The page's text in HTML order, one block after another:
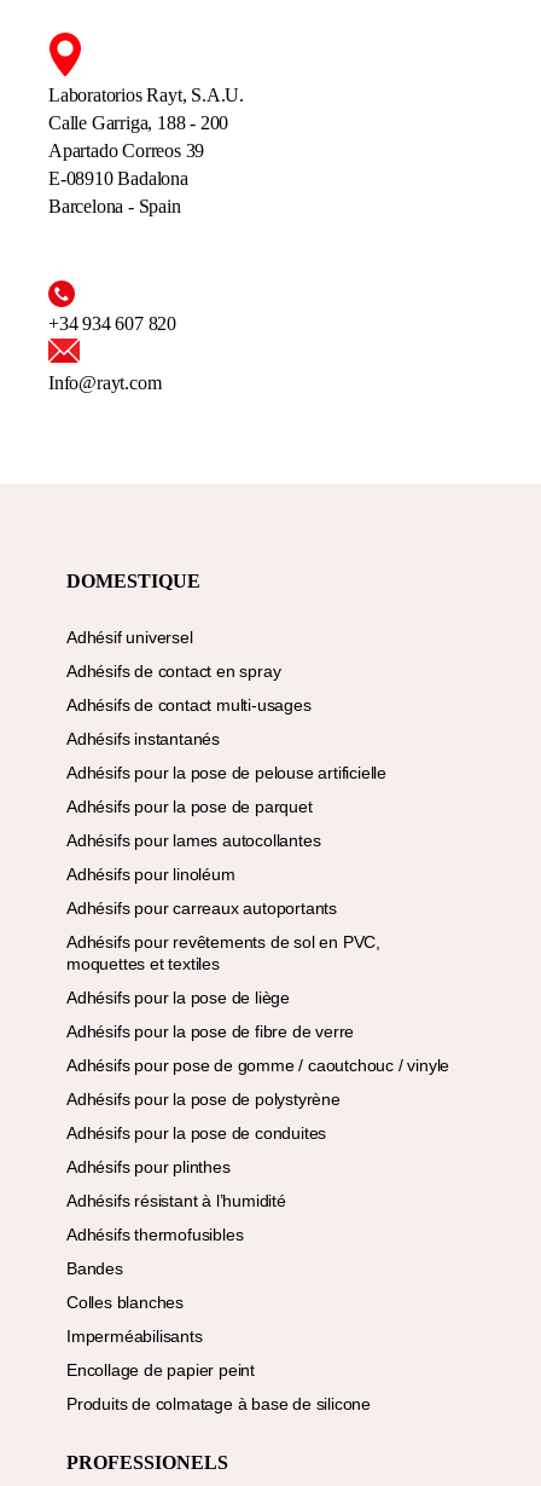
Laboratorios Rayt, S.A.U.
Calle Garriga, 188 - 200
Apartado Correos 39
E-08910 Badalona
Barcelona - Spain
+34 934 607 820
Info@rayt.com
DOMESTIQUE
Adhésif universel
Adhésifs de contact en spray
Adhésifs de contact multi-usages
Adhésifs instantanés
Adhésifs pour la pose de pelouse artificielle
Adhésifs pour la pose de parquet
Adhésifs pour lames autocollantes
Adhésifs pour linoléum
Adhésifs pour carreaux autoportants
Adhésifs pour revêtements de sol en PVC,
moquettes et textiles
Adhésifs pour la pose de liège
Adhésifs pour la pose de fibre de verre
Adhésifs pour pose de gomme / caoutchouc / vinyle
Adhésifs pour la pose de polystyrène
Adhésifs pour la pose de conduites
Adhésifs pour plinthes
Adhésifs résistant à l’humidité
Adhésifs thermofusibles
Bandes
Colles blanches
Imperméabilisants
Encollage de papier peint
Produits de colmatage à base de silicone
PROFESSIONELS